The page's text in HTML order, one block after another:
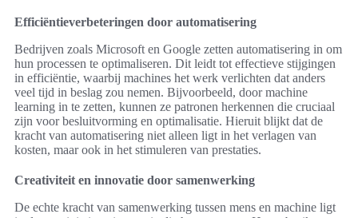
Efficiëntieverbeteringen door automatisering
Bedrijven zoals Microsoft en Google zetten automatisering in om
hun processen te optimaliseren. Dit leidt tot effectieve stijgingen
in efficiëntie, waarbij machines het werk verlichten dat anders
veel tijd in beslag zou nemen. Bijvoorbeeld, door machine
learning in te zetten, kunnen ze patronen herkennen die cruciaal
zijn voor besluitvorming en optimalisatie. Hieruit blijkt dat de
kracht van automatisering niet alleen ligt in het verlagen van
kosten, maar ook in het stimuleren van prestaties.
Creativiteit en innovatie door samenwerking
De echte kracht van samenwerking tussen mens en machine ligt